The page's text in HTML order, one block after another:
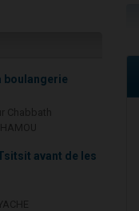
boulangerie
avant de les